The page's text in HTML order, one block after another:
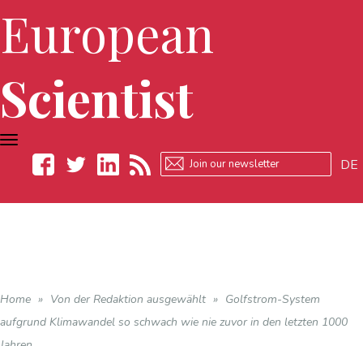
European
Scientist
DE
TOGGLE
NAVIGATION
Home » Von der Redaktion ausgewählt » Golfstrom-System
aufgrund Klimawandel so schwach wie nie zuvor in den letzten 1000